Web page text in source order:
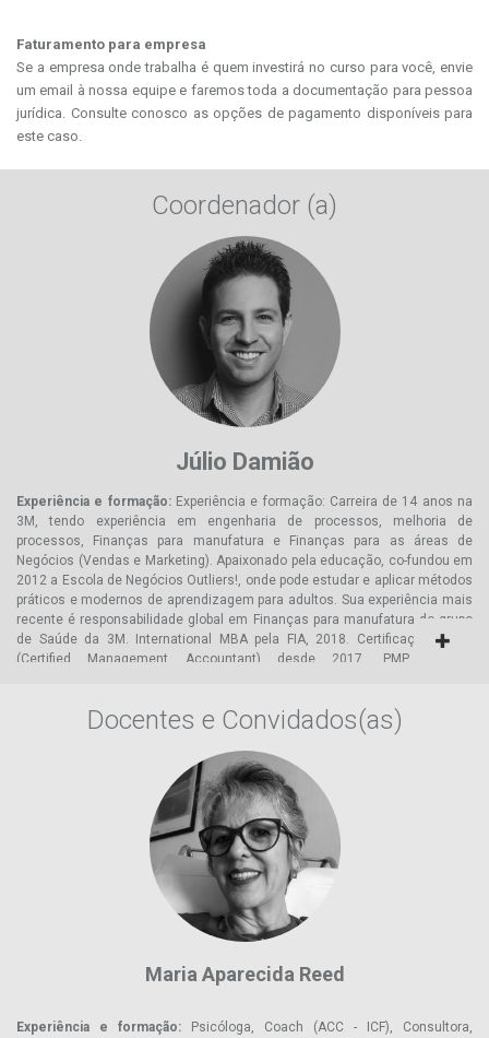
Faturamento para empresa
Se a empresa onde trabalha é quem investirá no curso para você, envie
um email à nossa equipe e faremos toda a documentação para pessoa
jurídica. Consulte conosco as opções de pagamento disponíveis para
este caso.
Coordenador (a)
Júlio Damião
Experiência e formação:Experiência e formação: Carreira de 14 anos na
3M, tendo experiência em engenharia de processos, melhoria de
processos, Finanças para manufatura e Finanças para as áreas de
Negócios (Vendas e Marketing). Apaixonado pela educação, co-fundou em
2012 a Escola de Negócios Outliers!, onde pode estudar e aplicar métodos
práticos e modernos de aprendizagem para adultos. Sua experiência mais
recente é responsabilidade global em Finanças para manufatura do grupo
de Saúde da 3M. International MBA pela FIA, 2018. Certificações CMA
(Certified Management Accountant) desde 2017, PMP (Project
Docentes e Convidados(as)
Maria Aparecida Reed
Experiência e formação:
Psicóloga, Coach (ACC - ICF), Consultora,